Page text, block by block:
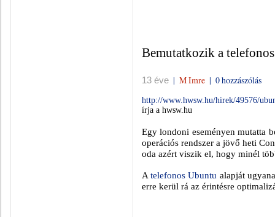
Bemutatkozik a
13 éve | M Imre | 0 hozzászólás
http://www.hwsw.hu/hirek/49576/
írja a hwsw.hu
Egy londoni eseményen mutatta
operációs rendszer a jövő heti
oda azért viszik el, hogy minél
Atelefonos Ubuntu alapját
erre kerül rá az érintésre